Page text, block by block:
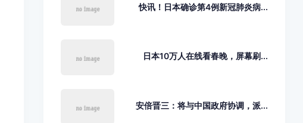
快讯！日本确诊第4例新冠肺炎病...
日本10万人在线看春晚，屏幕刷...
安倍晋三：将与中国政府协调，派...